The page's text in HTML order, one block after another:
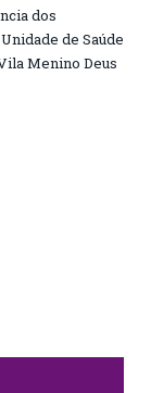
dos
de Saúde
Menino Deus